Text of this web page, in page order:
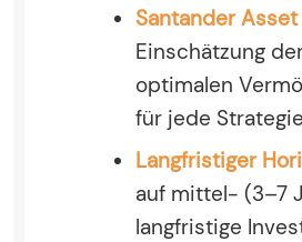
Santander
Einschätzung
optimalen
für jede Strategie
Langfristiger
auf mittel- (3–7
langfristige